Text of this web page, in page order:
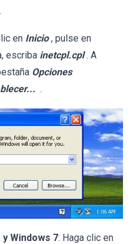
en Inicio , pulse en
escriba inetcpl.cpl . A
Opciones
.
Windows 7: Haga clic en